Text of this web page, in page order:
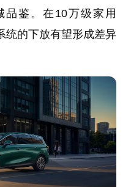
鉴。在10万级家用
统的下放有望形成差异